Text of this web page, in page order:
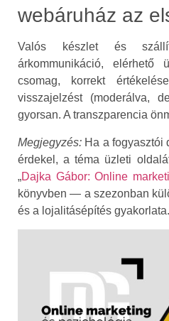
webáruház az
Valós készlet és
árkommunikáció, elérhető
csomag, korrekt
visszajelzést (moderálva,
gyorsan. A transzparencia
Megjegyzés: Ha a fogyasztói
érdekel, a téma üzleti
„Dajka Gábor: Online
könyvben — a szezonban
és a lojalitásépítés gyakorlata.